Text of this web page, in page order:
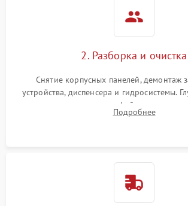
2. Разборка и очистка
Снятие корпусных панелей, демонтаж
устройства, диспенсера и гидросистемы.
внутренних узлов от кофейных масел,
Промывка дренажных каналов и фильтров с
Подробнее